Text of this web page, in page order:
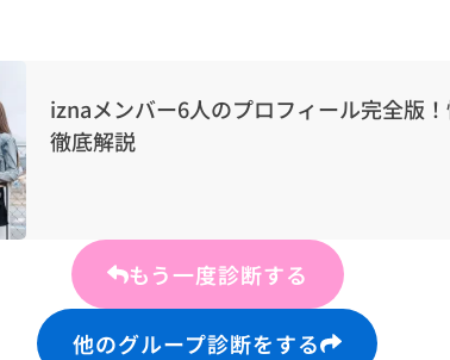
iznaメンバー6人のプロフィール完全版
徹底解説
もう一度診断する
他のグループ診断をする